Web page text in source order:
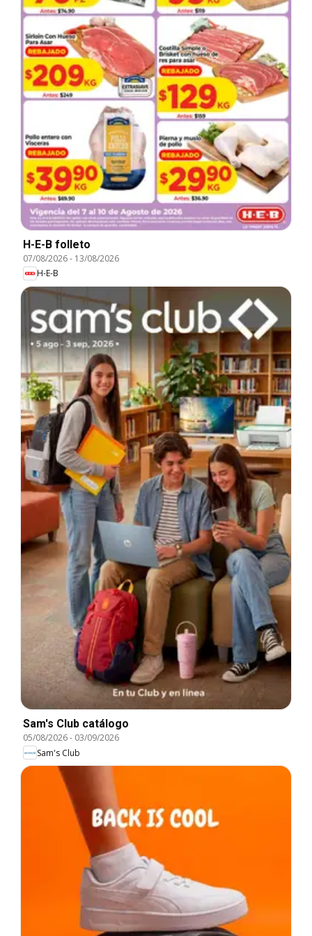
H-E-B folleto
07/08/2026- 13/08/2026
H-E-B
Sam's Club catálogo
05/08/2026- 03/09/2026
Sam's Club